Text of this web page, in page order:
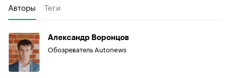
Авторы Теги
Александр Воронцов
Обозреватель Autonews